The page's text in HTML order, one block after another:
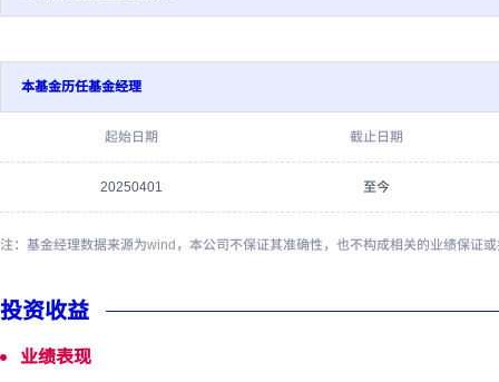
本基金历任基金经理
起始日期 截止日期
20250401 至今
注：基金经理数据来源为wind，本公司不保证其准确性，也不构成相关的业绩保证
投资收益
业绩表现